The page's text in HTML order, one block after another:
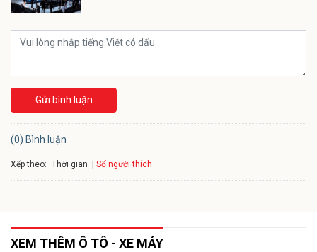
Gửi bình luận
(0) Bình luận
Xếp theo: Thời gian Số người thích
XEM THÊM Ô TÔ - XE MÁY